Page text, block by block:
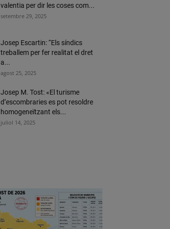
valentia per dir les coses com...
setembre 29, 2025
Josep Escartin: “Els síndics
treballem per fer realitat el dret
a...
agost 25, 2025
Josep M. Tost: «El turisme
d’escombraries es pot resoldre
homogeneïtzant els...
juliol 14, 2025